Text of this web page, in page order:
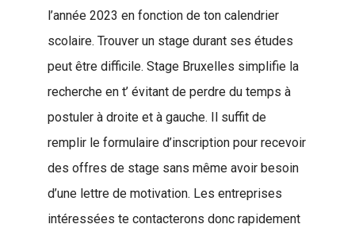
l’année 2023 en fonction de ton calendrier
scolaire. Trouver un stage durant ses études
peut être difficile. Stage Bruxelles simplifie la
recherche en t’ évitant de perdre du temps à
postuler à droite et à gauche. Il suffit de
remplir le formulaire d’inscription pour recevoir
des offres de stage sans même avoir besoin
d’une lettre de motivation. Les entreprises
intéressées te contacterons donc rapidement